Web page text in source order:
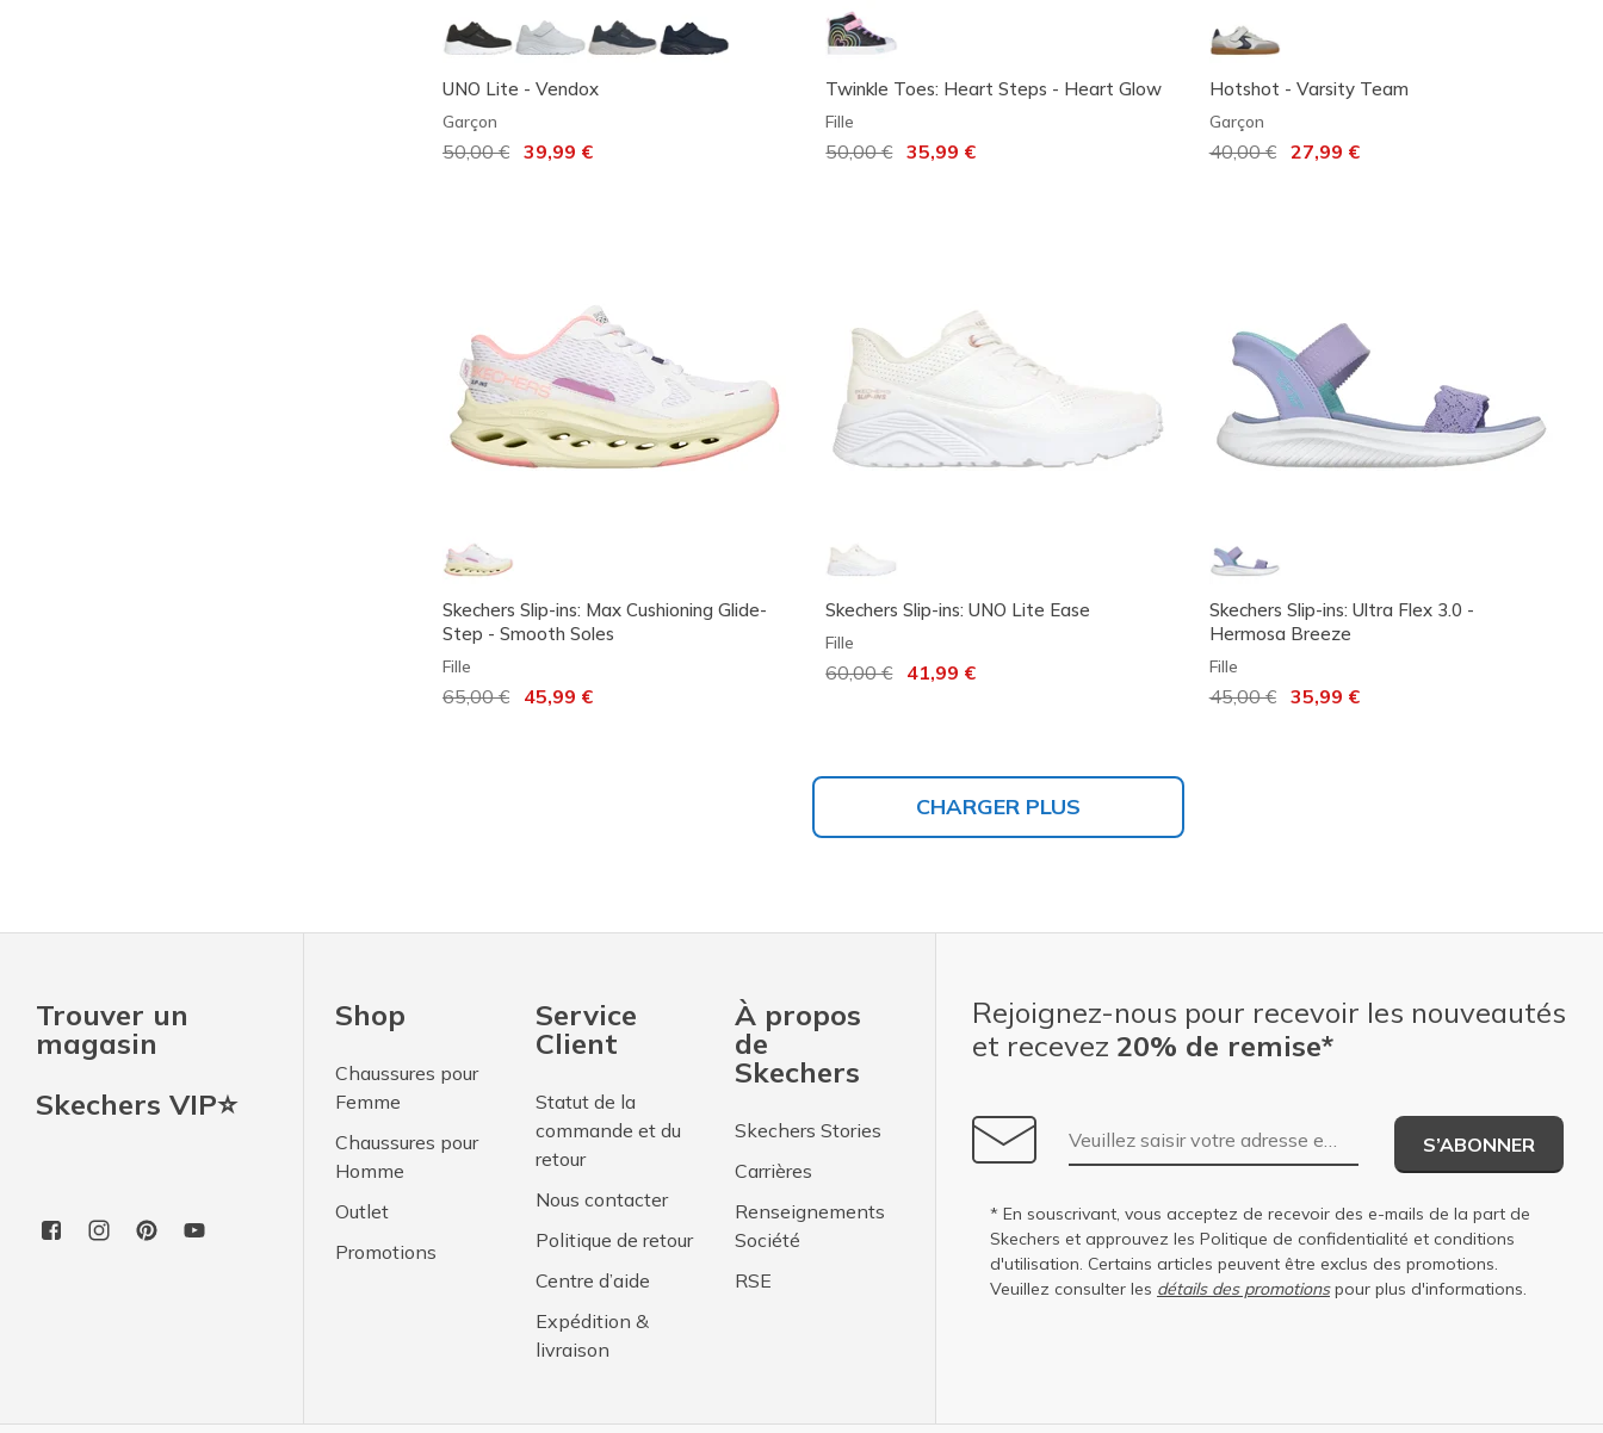
UNO Lite - Vendox
Garçon
Prix réduit de
50,00 € 39,99 €
Twinkle Toes: Heart Steps - Heart Glow
Fille
Prix réduit de
50,00 €à 35,99 €
Hotshot - Varsity Team
Garçon
Prix réduit de
40,00 €à 27,99 €
Skechers Slip-ins: Max Cushioning Glide-
Step - Smooth Soles
Fille
Prix réduit de
65,00 € 45,99 €
Skechers Slip-ins: UNO Lite Ease
Fille
Prix réduit de
60,00 €à 41,99 €
Skechers Slip-ins: Ultra Flex 3.0 -
Hermosa Breeze
Fille
Prix réduit de
45,00 €à 35,99 €
CHARGER PLUS
Trouver un
magasin
Skechers VIP⭐
Shop
Chaussures pour
Femme
Chaussures pour
Homme
Outlet
Promotions
Service
Client
Statut de la
commande et du
retour
Nous contacter
Politique de retour
Centre d’aide
Expédition &
livraison
À propos
de
Skechers
Skechers Stories
Carrières
Renseignements
Société
RSE
Rejoignez-nous pour recevoir les nouveautés
et recevez 20% de remise*
Adresse e-mail
S’ABONNER
* En souscrivant, vous acceptez de recevoir des e-mails de la part de
Skechers et approuvez les Politique de confidentialité et conditions
d'utilisation. Certains articles peuvent être exclus des promotions.
Veuillez consulter les détails des promotionspour plus d'informations.